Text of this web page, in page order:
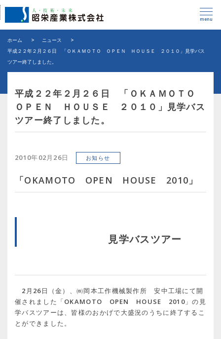
menu
ホーム > ニュース
>
平成２２年２月２６日 「ＯＫＡＭＯＴＯ ＯＰＥＮ ＨＯＵＳＥ ２０１０」見学バス
ツアー終了しました。
平成２２年２月２６日 「ＯＫＡＭＯＴＯ
ＯＰＥＮ ＨＯＵＳＥ ２０１０」見学バス
ツアー終了しました。
2010年02月26日 お知らせ
「OKAMOTO OPEN HOUSE 2010」
見学バスツアー
2月26日（金）、㈱岡本工作機械製作所 安中工場にて開
催されました「OKAMOTO OPEN HOUSE 2010」の見
学バスツアーは、皆様のおかげで大盛況のうちに終了するこ
とができました。